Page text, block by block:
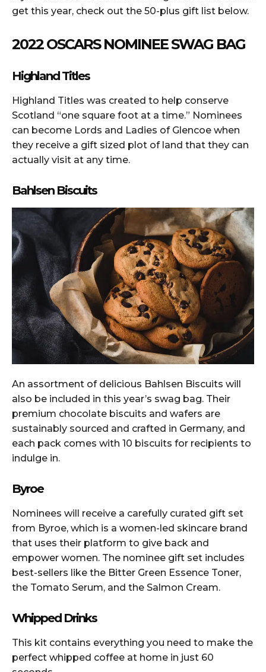
get this year, check out the 50-plus gift list below.
2022 OSCARS NOMINEE SWAG BAG
Highland Titles
Highland Titles was created to help conserve
Scotland “one square foot at a time.” Nominees
can become Lords and Ladies of Glencoe when
they receive a gift sized plot of land that they can
actually visit at any time.
Bahlsen Biscuits
An assortment of delicious Bahlsen Biscuits will
also be included in this year’s swag bag. Their
premium chocolate biscuits and wafers are
sustainably sourced and crafted in Germany, and
each pack comes with 10 biscuits for recipients to
indulge in.
Byroe
Nominees will receive a carefully curated gift set
from Byroe, which is a women-led skincare brand
that uses their platform to give back and
empower women. The nominee gift set includes
best-sellers like the Bitter Green Essence Toner,
the Tomato Serum, and the Salmon Cream.
Whipped Drinks
This kit contains everything you need to make the
perfect whipped coffee at home in just 60